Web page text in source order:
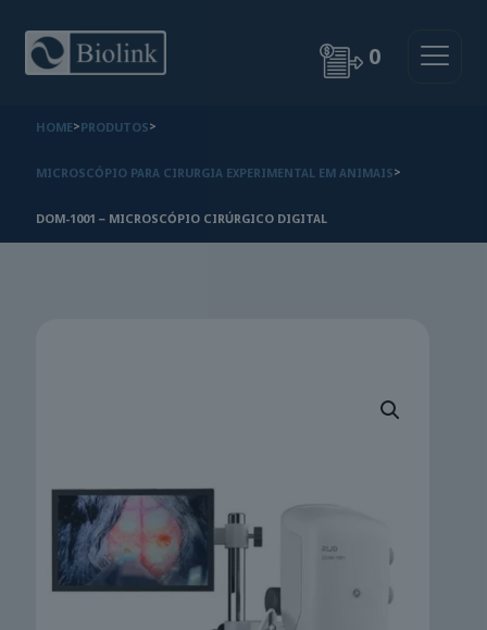
0
HOME>PRODUTOS>
MICROSCÓPIO PARA CIRURGIA EXPERIMENTAL EM ANIMAIS>
DOM-1001 – MICROSCÓPIO CIRÚRGICO DIGITAL